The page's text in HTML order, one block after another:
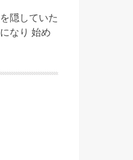
隠していた
なり 始め